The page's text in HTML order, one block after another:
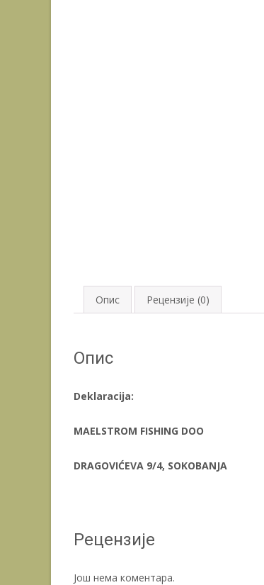
Опис Рецензије (0)
Опис
Deklaracija:
MAELSTROM FISHING DOO
DRAGOVIĆEVA 9/4, SOKOBANJA
Рецензије
Још нема коментара.